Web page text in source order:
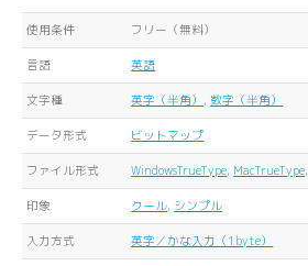
使用条件 フリー（無料）
言語 英語
文字種 英字（半角） , 数字（半角）
データ形式 ビットマップ
ファイル形式 WindowsTrueType, MacTrueType,
印象 クール, シンプル
入力方式 英字／かな入力（1byte）